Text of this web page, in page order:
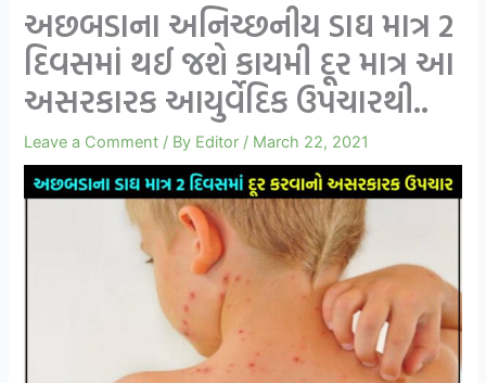
અછબડાના અનિચ્છનીય ડાઘ માત્ર 2
દિવસમાં થઈ જશે કાયમી દૂર માત્ર આ
અસરકારક આયુર્વેદિક ઉપચારથી..
Leave a Comment / By Editor / March 22, 2021